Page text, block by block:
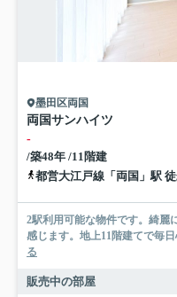
墨田区両国
両国サンハイツ
-
/築48年 /11階建
都営大江戸線「両国」駅
2駅利用可能な物件です。綺麗
感じます。地上11階建てで毎
る
販売中の部屋